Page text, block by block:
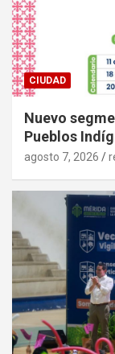
CIUDAD
Nuevo
Pueblos
agosto 7, 2026